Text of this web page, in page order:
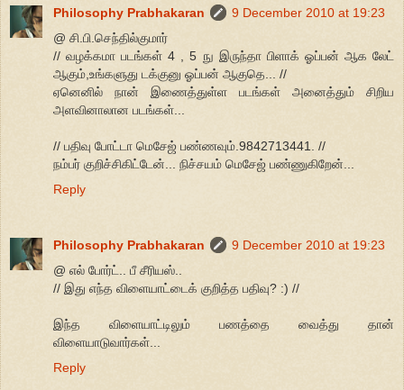
Philosophy Prabhakaran
9 December 2010 at 19:23
@ சி.பி.செந்தில்குமார்
// வழக்கமா படங்கள் 4 , 5 நு இருந்தா பிளாக் ஓப்பன் ஆக லேட்
ஆகும்,உங்களுது டக்குனு ஓப்பன் ஆகுதெ... //
ஏனெனில் நான் இணைத்துள்ள படங்கள் அனைத்தும் சிறிய
அளவினாலான படங்கள்...
// பதிவு போட்டா மெசேஜ் பண்ணவும்.9842713441. //
நம்பர் குறிச்சிகிட்டேன்... நிச்சயம் மெசேஜ் பண்ணுகிறேன்...
Reply
Philosophy Prabhakaran
9 December 2010 at 19:23
@ எல் போர்ட்.. பீ சீரியஸ்..
// இது எந்த விளையாட்டைக் குறித்த பதிவு? :) //
இந்த விளையாட்டிலும் பணத்தை வைத்து தான்
விளையாடுவார்கள்...
Reply